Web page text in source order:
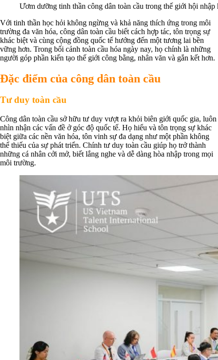
Ươm dưỡng tinh thần công dân toàn cầu trong thế giới hội nhập
Với tinh thần học hỏi không ngừng và khả năng thích ứng trong môi
trường đa văn hóa, công dân toàn cầu biết cách hợp tác, tôn trọng sự
khác biệt và cùng cộng đồng quốc tế hướng đến một tương lai bền
vững hơn. Trong bối cảnh toàn cầu hóa ngày nay, họ chính là những
người góp phần kiến tạo thế giới công bằng, nhân văn và gắn kết hơn.
Đặc điểm của công dân toàn cầu
Tư duy toàn cầu
Công dân toàn cầu sở hữu tư duy vượt ra khỏi biên giới quốc gia, luôn
nhìn nhận các vấn đề ở góc độ quốc tế. Họ hiểu và tôn trọng sự khác
biệt giữa các nền văn hóa, tôn vinh sự đa dạng như một phần không
thể thiếu của sự phát triển. Chính tư duy toàn cầu giúp họ trở thành
những cá nhân cởi mở, biết lắng nghe và dễ dàng hòa nhập trong mọi
môi trường.